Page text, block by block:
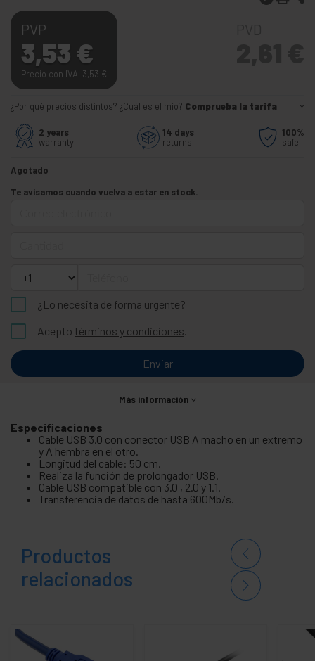
PVP
3,53 €
Precio con IVA: 3,53 €
¿Por qué precios distintos? ¿Cuál es el mío? Comprueba la tarifa
2 years
warranty
14 days
returns
100%
safe
Agotado
Te avisamos cuando vuelva a estar en stock.
¿Lo necesita de forma urgente?
Acepto términos y condiciones.
Enviar
Más información
Especificaciones
Cable USB 3.0 con conector USB A macho en un extremo
y A hembra en el otro.
Longitud del cable: 50 cm.
Realiza la función de prolongador USB.
Cable USB compatible con 3.0 , 2.0 y 1.1.
Transferencia de datos de hasta 600Mb/s.
Productos
relacionados